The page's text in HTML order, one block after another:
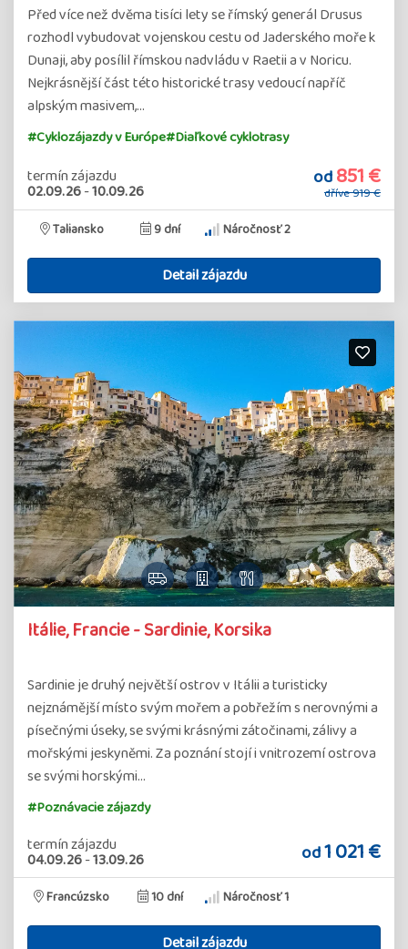
Před více než dvěma tisíci lety se římský generál Drusus
rozhodl vybudovat vojenskou cestu od Jaderského moře k
Dunaji, aby posílil římskou nadvládu v Raetii a v Noricu.
Nejkrásnější část této historické trasy vedoucí napříč
alpským masivem,…
#Cyklozájazdy v Európe#Diaľkové cyklotrasy
termín zájazdu
02.09.26-10.09.26 od851 €
dříve919 €
Taliansko 9 dní Náročnosť 2
Detail zájazdu
Itálie, Francie - Sardinie, Korsika
Sardinie je druhý největší ostrov v Itálii a turisticky
nejznámější místo svým mořem a pobřežím s nerovnými a
písečnými úseky, se svými krásnými zátočinami, zálivy a
mořskými jeskyněmi. Za poznání stojí i vnitrozemí ostrova
se svými horskými…
#Poznávacie zájazdy
termín zájazdu
04.09.26-13.09.26 od1 021 €
Francúzsko 10 dní Náročnosť 1
Detail zájazdu